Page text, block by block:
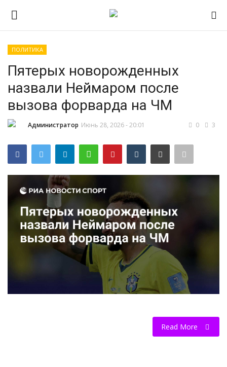
Главная
ПРИЁМНАЯ КАМПАНИЯ 2026
Южно-Уральский
государственный технический
колледж
Проекты
Приложение на телефон
НОВОСТИ КОЛЛЕДЖ TV
КОЛЛЕДЖ ДЕНЬ ЗА ДНЕМ
ГОСТЬ В СТУДИИ
ПОЛИТИКА
Пятерых новорожденных
назвали Неймаром после
вызова форварда на ЧМ
Администратор Июнь 28, 2026 - 20:01 0 3
Read More